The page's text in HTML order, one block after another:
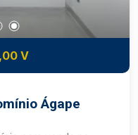
V
Ágape